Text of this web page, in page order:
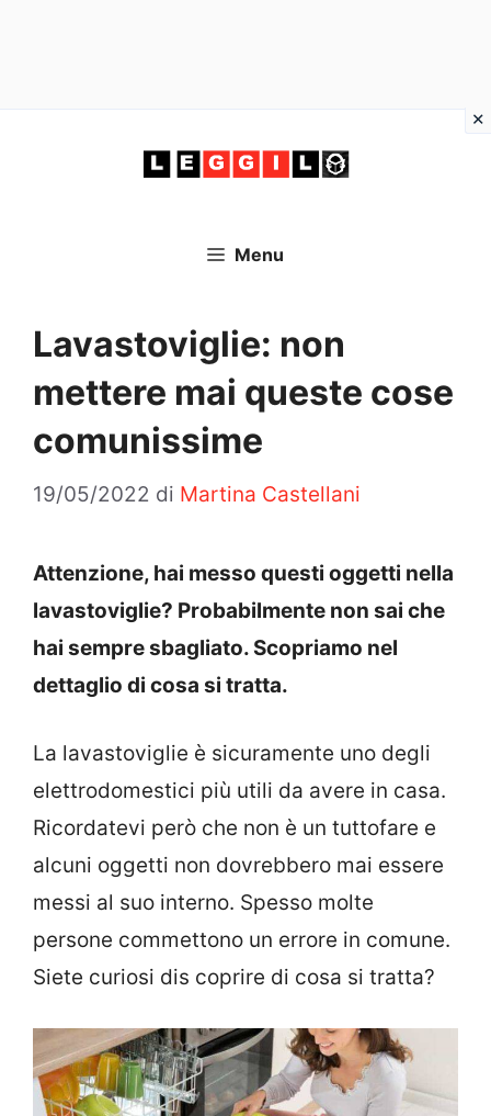
Menu
Lavastoviglie: non
mettere mai queste cose
comunissime
19/05/2022 di Martina Castellani
Attenzione, hai messo questi oggetti nella
lavastoviglie? Probabilmente non sai che
hai sempre sbagliato. Scopriamo nel
dettaglio di cosa si tratta.
La lavastoviglie è sicuramente uno degli
elettrodomestici più utili da avere in casa.
Ricordatevi però che non è un tuttofare e
alcuni oggetti non dovrebbero mai essere
messi al suo interno. Spesso molte
persone commettono un errore in comune.
Siete curiosi dis coprire di cosa si tratta?